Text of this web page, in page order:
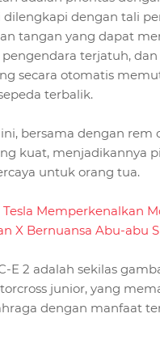
dilengkapi dengan tali
tangan yang dapat
terjatuh, dan
secara otomatis
terbalik.
bersama dengan rem
kuat, menjadikannya
untuk orang tua.
Tesla Memperkenalkan
X Bernuansa Abu-abu
E 2 adalah sekilas
junior, yang
dengan manfaat